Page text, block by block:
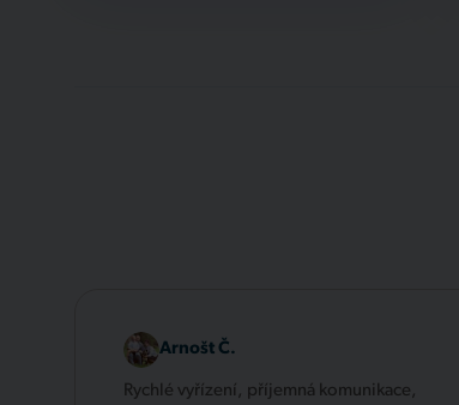
Arnošt Č.
Rychlé vyřízení, příjemná komunikace,